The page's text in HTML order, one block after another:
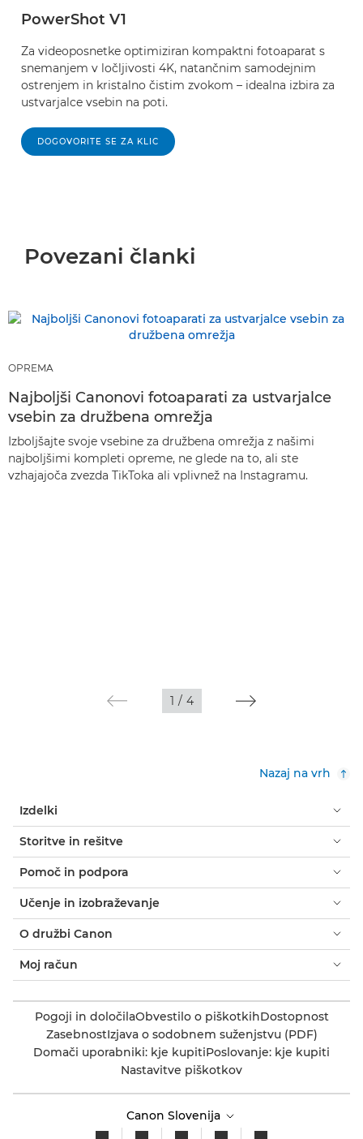
PowerShot V1
Za videoposnetke optimiziran kompaktni fotoaparat s
snemanjem v ločljivosti 4K, natančnim samodejnim
ostrenjem in kristalno čistim zvokom – idealna izbira za
ustvarjalce vsebin na poti.
DOGOVORITE SE ZA KLIC
Povezani članki
OPREMA
Najboljši Canonovi fotoaparati za ustvarjalce
vsebin za družbena omrežja
Izboljšajte svoje vsebine za družbena omrežja z našimi
najboljšimi kompleti opreme, ne glede na to, ali ste
vzhajajoča zvezda TikToka ali vplivnež na Instagramu.
1 / 4
Nazaj na vrh
Izdelki
Storitve in rešitve
Pomoč in podpora
Učenje in izobraževanje
O družbi Canon
Moj račun
Pogoji in določilaObvestilo o piškotkihDostopnost
ZasebnostIzjava o sodobnem suženjstvu (PDF)
Domači uporabniki: kje kupitiPoslovanje: kje kupiti
Nastavitve piškotkov
Canon Slovenija